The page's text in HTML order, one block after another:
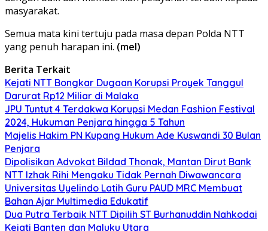
masyarakat.
Semua mata kini tertuju pada masa depan Polda NTT
yang penuh harapan ini. (mel)
Berita Terkait
Kejati NTT Bongkar Dugaan Korupsi Proyek Tanggul
Darurat Rp12 Miliar di Malaka
JPU Tuntut 4 Terdakwa Korupsi Medan Fashion Festival
2024, Hukuman Penjara hingga 5 Tahun
Majelis Hakim PN Kupang Hukum Ade Kuswandi 30 Bulan
Penjara
Dipolisikan Advokat Bildad Thonak, Mantan Dirut Bank
NTT Izhak Rihi Mengaku Tidak Pernah Diwawancara
Universitas Uyelindo Latih Guru PAUD MRC Membuat
Bahan Ajar Multimedia Edukatif
Dua Putra Terbaik NTT Dipilih ST Burhanuddin Nahkodai
Kejati Banten dan Maluku Utara